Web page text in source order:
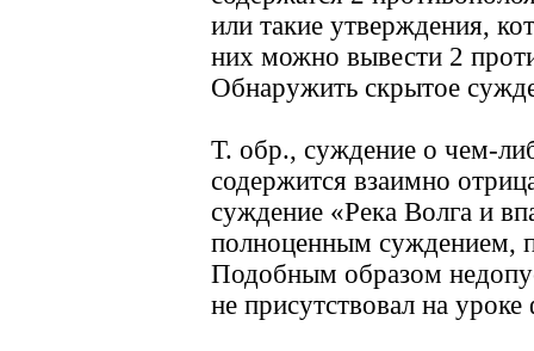
или такие утверждения,
них можно вывести 2
Обнаружить скрытое
Т. обр., суждение о чем-
содержится взаимно
суждение «Река Волга и
полноценным суждением,
Подобным образом
не присутствовал на